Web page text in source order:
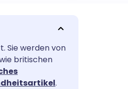
Sie werden von
britischen
.